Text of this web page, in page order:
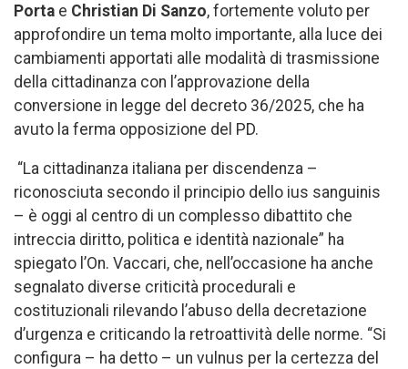
Porta e Christian Di Sanzo, fortemente voluto per
approfondire un tema molto importante, alla luce dei
cambiamenti apportati alle modalità di trasmissione
della cittadinanza con l’approvazione della
conversione in legge del decreto 36/2025, che ha
avuto la ferma opposizione del PD.
“La cittadinanza italiana per discendenza –
riconosciuta secondo il principio dello ius sanguinis
– è oggi al centro di un complesso dibattito che
intreccia diritto, politica e identità nazionale” ha
spiegato l’On. Vaccari, che, nell’occasione ha anche
segnalato diverse criticità procedurali e
costituzionali rilevando l’abuso della decretazione
d’urgenza e criticando la retroattività delle norme. “Si
configura – ha detto – un vulnus per la certezza del